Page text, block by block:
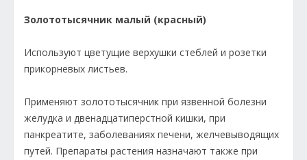
Золототысячник малый (красный)
Используют цветущие верхушки стеблей и розетки
прикорневых листьев.
Применяют золототысячник при язвенной болезни
желудка и двенадцатиперст­ной кишки, при
панкреатите, заболеваниях печени, желчевыводящих
путей. Препараты растения назначают также при